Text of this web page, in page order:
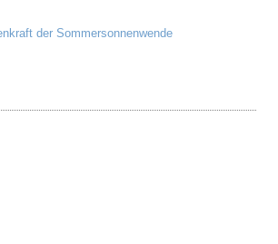
der Sommersonnenwende